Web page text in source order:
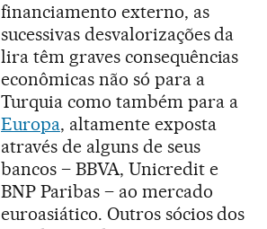
financiamento externo, as
sucessivas desvalorizações da
lira têm graves consequências
econômicas não só para a
Turquia como também para a
Europa, altamente exposta
através de alguns de seus
bancos – BBVA, Unicredit e
BNP Paribas – ao mercado
euroasiático. Outros sócios dos